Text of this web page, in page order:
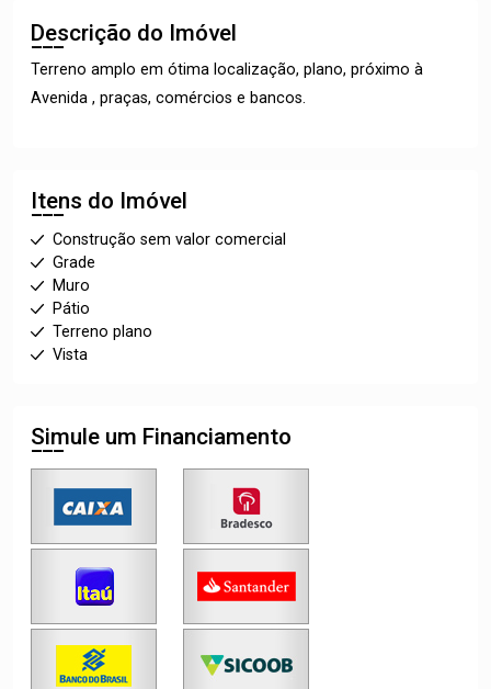
Descrição do Imóvel
Terreno amplo em ótima localização, plano, próximo à
Avenida , praças, comércios e bancos.
Itens do Imóvel
Construção sem valor comercial
Grade
Muro
Pátio
Terreno plano
Vista
Simule um Financiamento